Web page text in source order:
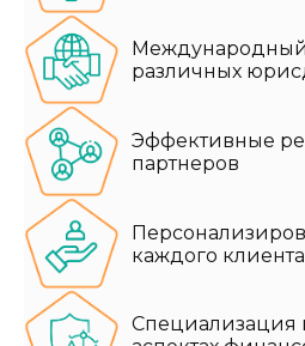
Международный
различных
Эффективные
партнеров
каждого клиента
Специализация